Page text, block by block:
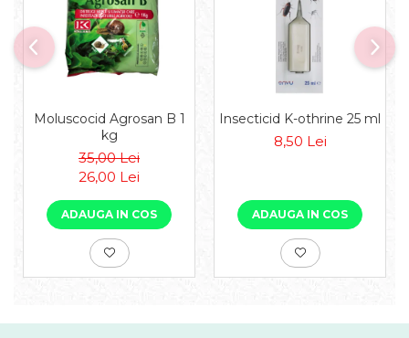
Moluscocid Agrosan B 1
kg
35,00 Lei
26,00 Lei
ADAUGA IN COS
Insecticid K-othrine 25 ml
8,50 Lei
ADAUGA IN COS